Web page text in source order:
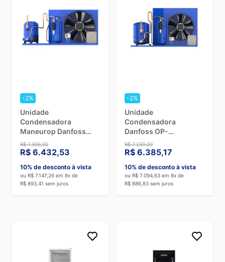
-2%
Unidade
Condensadora
Maneurop Danfoss
HCM/HJM32-B/D20Q-
3 115F0017 - 220V
R$ 7.306,00
R$ 6.432,53
10% de desconto à vista
ou R$ 7.147,26 em 8x de
R$ 893,41 sem juros
-2%
Unidade
Condensadora
Danfoss OP-
HJZ036D20V - 380V
Trifásico
R$ 7.230,00
R$ 6.385,17
10% de desconto à vista
ou R$ 7.094,63 em 8x de
R$ 886,83 sem juros